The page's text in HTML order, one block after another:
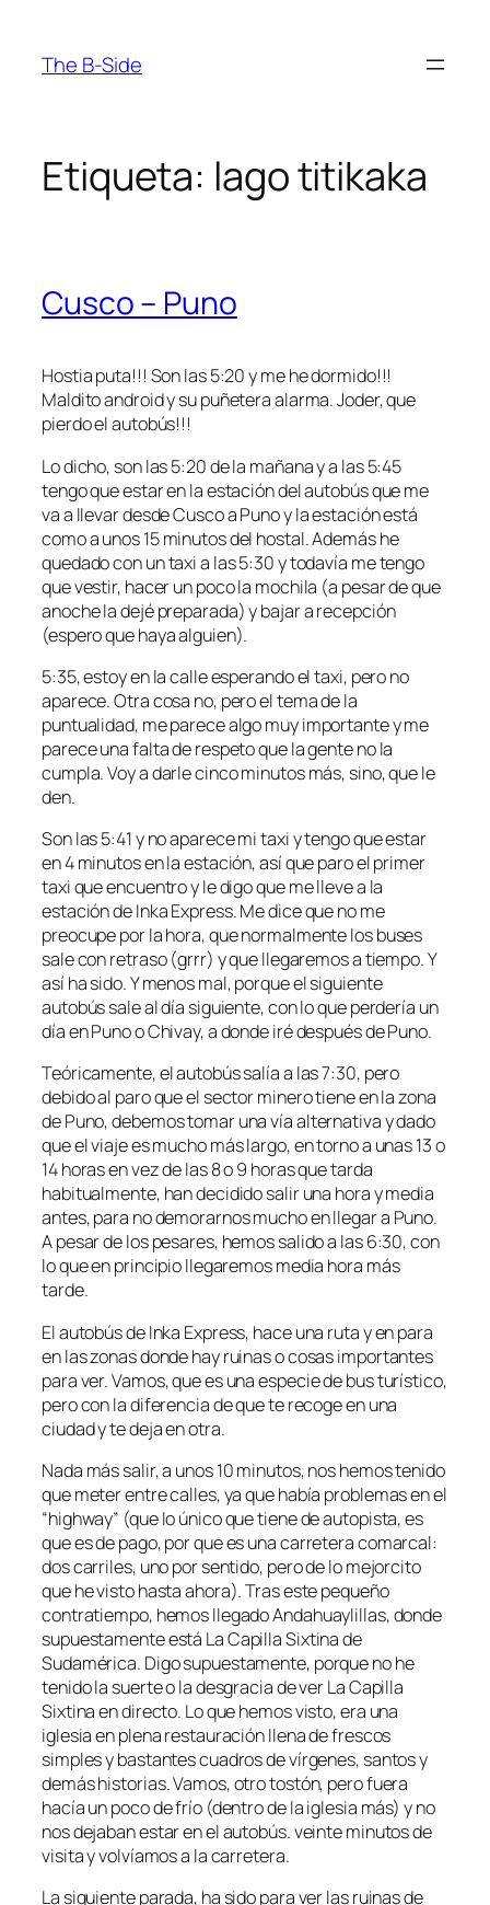
contenido
The B-Side
Etiqueta: lago titikaka
Cusco – Puno
Hostia puta!!! Son las 5:20 y me he dormido!!!
Maldito android y su puñetera alarma. Joder, que
pierdo el autobús!!!
Lo dicho, son las 5:20 de la mañana y a las 5:45
tengo que estar en la estación del autobús que me
va a llevar desde Cusco a Puno y la estación está
como a unos 15 minutos del hostal. Además he
quedado con un taxi a las 5:30 y todavía me tengo
que vestir, hacer un poco la mochila (a pesar de que
anoche la dejé preparada) y bajar a recepción
(espero que haya alguien).
5:35, estoy en la calle esperando el taxi, pero no
aparece. Otra cosa no, pero el tema de la
puntualidad, me parece algo muy importante y me
parece una falta de respeto que la gente no la
cumpla. Voy a darle cinco minutos más, sino, que le
den.
Son las 5:41 y no aparece mi taxi y tengo que estar
en 4 minutos en la estación, así que paro el primer
taxi que encuentro y le digo que me lleve a la
estación de Inka Express. Me dice que no me
preocupe por la hora, que normalmente los buses
sale con retraso (grrr) y que llegaremos a tiempo. Y
así ha sido. Y menos mal, porque el siguiente
autobús sale al día siguiente, con lo que perdería un
día en Puno o Chivay, a donde iré después de Puno.
Teóricamente, el autobús salía a las 7:30, pero
debido al paro que el sector minero tiene en la zona
de Puno, debemos tomar una vía alternativa y dado
que el viaje es mucho más largo, en torno a unas 13 o
14 horas en vez de las 8 o 9 horas que tarda
habitualmente, han decidido salir una hora y media
antes, para no demorarnos mucho en llegar a Puno.
A pesar de los pesares, hemos salido a las 6:30, con
lo que en principio llegaremos media hora más
tarde.
El autobús de Inka Express, hace una ruta y en para
en las zonas donde hay ruinas o cosas importantes
para ver. Vamos, que es una especie de bus turístico,
pero con la diferencia de que te recoge en una
ciudad y te deja en otra.
Nada más salir, a unos 10 minutos, nos hemos tenido
que meter entre calles, ya que había problemas en el
“highway” (que lo único que tiene de autopista, es
que es de pago, por que es una carretera comarcal:
dos carriles, uno por sentido, pero de lo mejorcito
que he visto hasta ahora). Tras este pequeño
contratiempo, hemos llegado Andahuaylillas, donde
supuestamente está La Capilla Sixtina de
Sudamérica. Digo supuestamente, porque no he
tenido la suerte o la desgracia de ver La Capilla
Sixtina en directo. Lo que hemos visto, era una
iglesia en plena restauración llena de frescos
simples y bastantes cuadros de vírgenes, santos y
demás historias. Vamos, otro tostón, pero fuera
hacía un poco de frío (dentro de la iglesia más) y no
nos dejaban estar en el autobús. veinte minutos de
visita y volvíamos a la carretera.
La siguiente parada, ha sido para ver las ruinas de